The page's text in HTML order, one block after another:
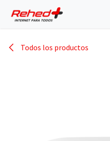
Todos los productos